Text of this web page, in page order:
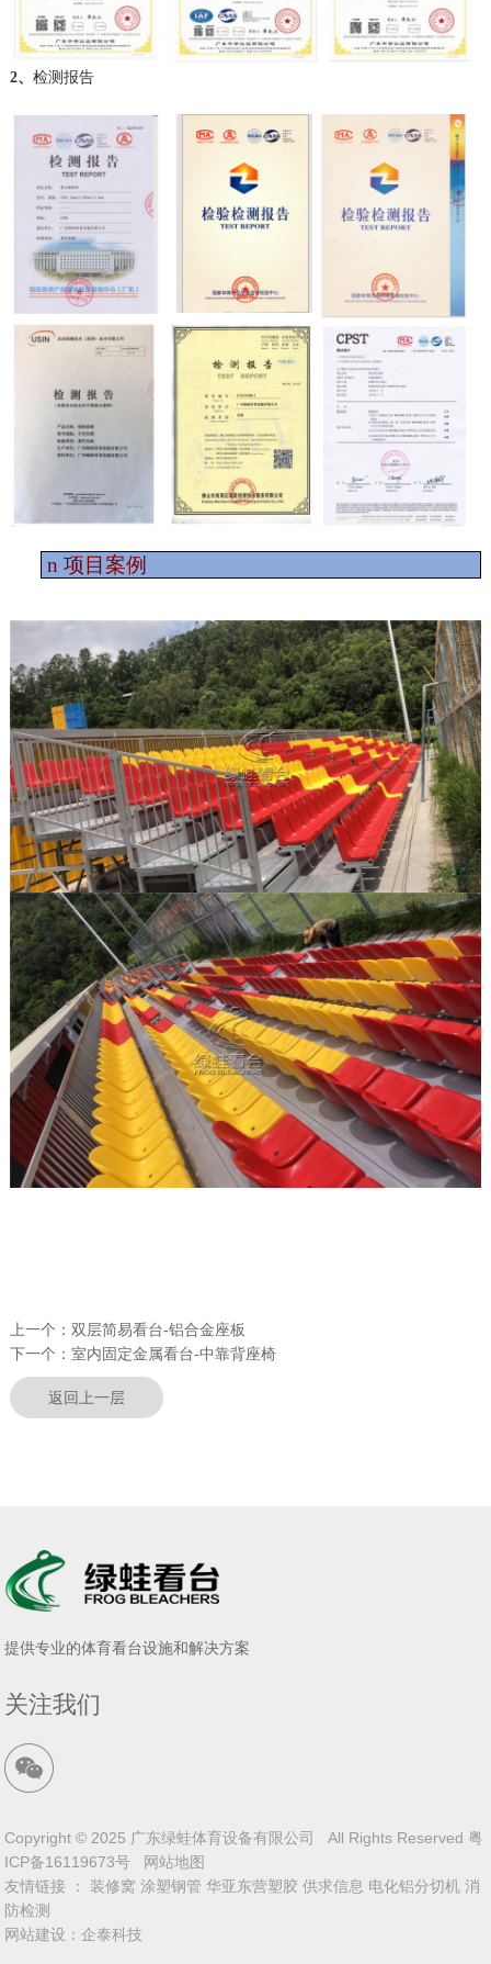
2、 检测报告
n 项目案例
上一个： 双层简易看台-铝合金座板
下一个： 室内固定金属看台-中靠背座椅
返回上一层
提供专业的体育看台设施和解决方案
关注我们
Copyright © 2025 广东绿蛙体育设备有限公司 All Rights Reserved 粤
ICP备16119673号
网站地图
友情链接 ： 装修窝 涂塑钢管 华亚东营塑胶 供求信息 电化铝分切机 消
防检测
网站建设 ： 企泰科技